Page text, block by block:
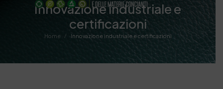
Innovazione industriale e
certificazioni
Home / Innovazione industriale e certificazioni